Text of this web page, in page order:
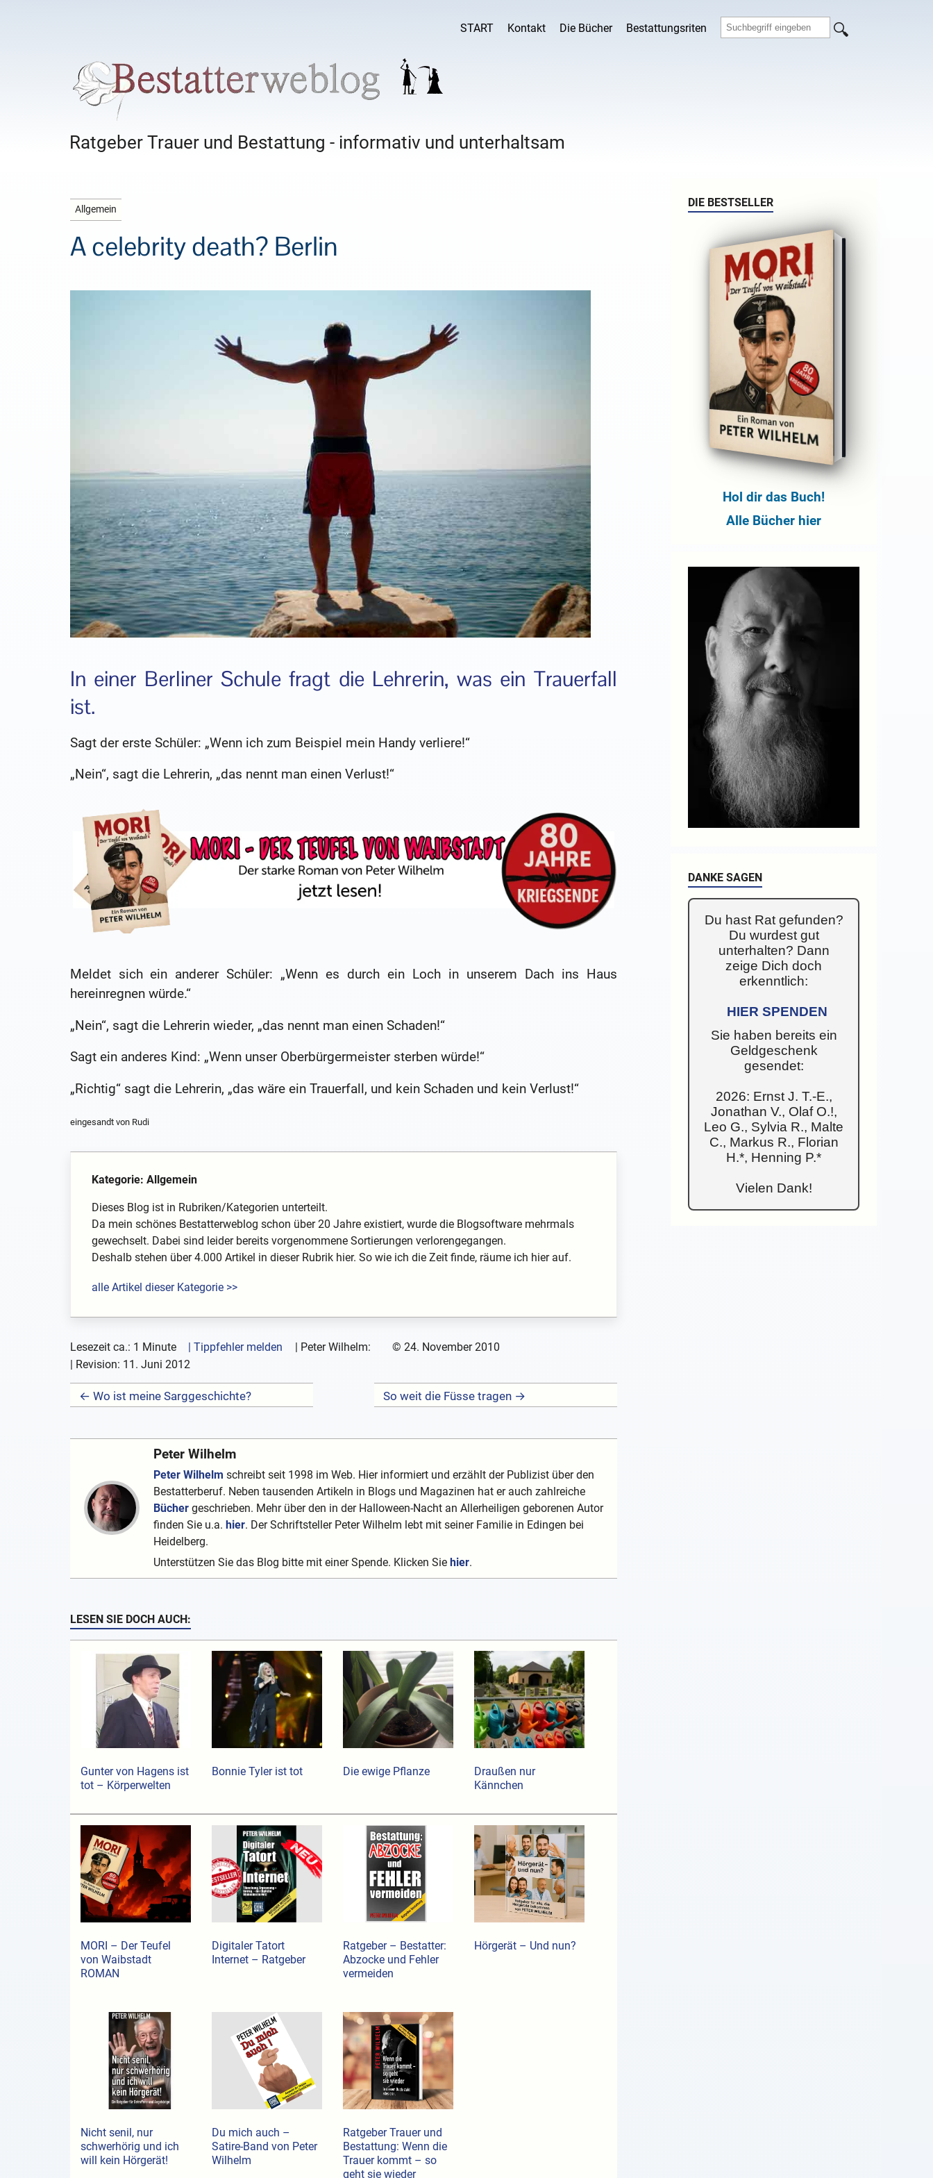
START Kontakt Die Bücher Bestattungsriten
Ratgeber Trauer und Bestattung - informativ und unterhaltsam
Allgemein
A celebrity death? Berlin
In einer Berliner Schule fragt die Lehrerin, was ein Trauerfall
ist.
Sagt der erste Schüler: „Wenn ich zum Beispiel mein Handy verliere!“
„Nein“, sagt die Lehrerin, „das nennt man einen Verlust!“
Meldet sich ein anderer Schüler: „Wenn es durch ein Loch in unserem Dach ins Haus
hereinregnen würde.“
„Nein“, sagt die Lehrerin wieder, „das nennt man einen Schaden!“
Sagt ein anderes Kind: „Wenn unser Oberbürgermeister sterben würde!“
„Richtig“ sagt die Lehrerin, „das wäre ein Trauerfall, und kein Schaden und kein Verlust!“
eingesandt von Rudi
Kategorie: Allgemein
Dieses Blog ist in Rubriken/Kategorien unterteilt.
Da mein schönes Bestatterweblog schon über 20 Jahre existiert, wurde die Blogsoftware mehrmals
gewechselt. Dabei sind leider bereits vorgenommene Sortierungen verlorengegangen.
Deshalb stehen über 4.000 Artikel in dieser Rubrik hier. So wie ich die Zeit finde, räume ich hier auf.
alle Artikel dieser Kategorie >>
Lesezeit ca.: 1 Minute | Tippfehler melden | Peter Wilhelm: © 24. November 2010
| Revision: 11. Juni 2012
← Wo ist meine Sarggeschichte? So weit die Füsse tragen →
Peter Wilhelm
Peter Wilhelm schreibt seit 1998 im Web. Hier informiert und erzählt der Publizist über den
Bestatterberuf. Neben tausenden Artikeln in Blogs und Magazinen hat er auch zahlreiche
Büchergeschrieben. Mehr über den in der Halloween-Nacht an Allerheiligen geborenen Autor
finden Sie u.a. hier. Der Schriftsteller Peter Wilhelm lebt mit seiner Familie in Edingen bei
Heidelberg.
Unterstützen Sie das Blog bitte mit einer Spende. Klicken Sie hier.
LESEN SIE DOCH AUCH:
Gunter von Hagens ist
tot – Körperwelten
Bonnie Tyler ist tot Die ewige Pflanze
Draußen nur
Kännchen
MORI – Der Teufel
von Waibstadt
ROMAN
Digitaler Tatort
Internet – Ratgeber
Ratgeber – Bestatter:
Abzocke und Fehler
vermeiden
Hörgerät – Und nun?
Nicht senil, nur
schwerhörig und ich
will kein Hörgerät!
Du mich auch –
Satire-Band von Peter
Wilhelm
Ratgeber Trauer und
Bestattung: Wenn die
Trauer kommt – so
geht sie wieder
DIE BESTSELLER
Hol dir das Buch!
Alle Bücher hier
DANKE SAGEN
Du hast Rat gefunden?
Du wurdest gut
unterhalten? Dann
zeige Dich doch
erkenntlich:
HIER SPENDEN
Sie haben bereits ein
Geldgeschenk
gesendet:
2026: Ernst J. T.-E.,
Jonathan V., Olaf O.!,
Leo G., Sylvia R., Malte
C., Markus R., Florian
H.*, Henning P.*
Vielen Dank!